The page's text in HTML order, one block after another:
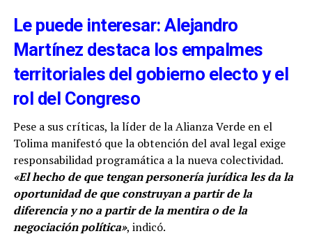
Le puede interesar: Alejandro
Martínez destaca los empalmes
territoriales del gobierno electo y el
rol del Congreso
Pese a sus críticas, la líder de la Alianza Verde en el
Tolima manifestó que la obtención del aval legal exige
responsabilidad programática a la nueva colectividad.
«El hecho de que tengan personería jurídica les da la
oportunidad de que construyan a partir de la
diferencia y no a partir de la mentira o de la
negociación política», indicó.